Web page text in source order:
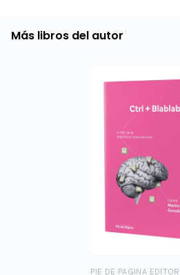
Más libros del autor
PIE DE PAGINA